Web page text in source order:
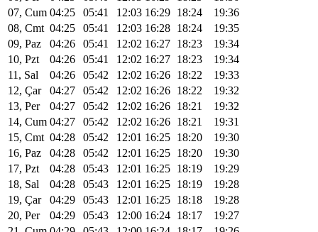
07, Cum 04:25 05:41 12:03 16:29 18:24
19:36
08, Cmt 04:25 05:41 12:03 16:28 18:24
19:35
09, Paz
04:26 05:41 12:02 16:27 18:23
19:34
10, Pzt
04:26 05:41 12:02 16:27 18:23
19:34
11, Sal
04:26 05:42 12:02 16:26 18:22
19:33
12, Çar
04:27 05:42 12:02 16:26 18:22
19:32
13, Per
04:27 05:42 12:02 16:26 18:21
19:32
14, Cum 04:27 05:42 12:02 16:26 18:21
19:31
15, Cmt 04:28 05:42 12:01 16:25 18:20
19:30
16, Paz
04:28 05:42 12:01 16:25 18:20
19:30
17, Pzt
04:28 05:43 12:01 16:25 18:19
19:29
18, Sal
04:28 05:43 12:01 16:25 18:19
19:28
19, Çar
04:29 05:43 12:01 16:25 18:18
19:28
20, Per
04:29 05:43 12:00 16:24 18:17
19:27